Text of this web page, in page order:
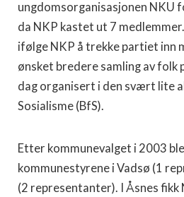
ungdomsorganisasjonen NKU
da NKP kastet ut 7
ifølge NKP å trekke partiet inn
ønsket bredere samling av folk
dag organisert i den svært lite
Sosialisme (BfS).
Etter kommunevalget i 2003
kommunestyrene i Vadsø (1
(2 representanter). I Åsnes fikk